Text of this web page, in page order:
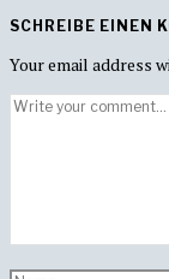
SCHREIBE EINEN
Your email address